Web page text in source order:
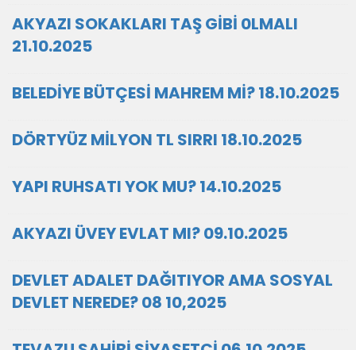
AKYAZI SOKAKLARI TAŞ GİBİ 0LMALI
21.10.2025
BELEDİYE BÜTÇESİ MAHREM Mİ? 18.10.2025
DÖRTYÜZ MİLYON TL SIRRI 18.10.2025
YAPI RUHSATI YOK MU? 14.10.2025
AKYAZI ÜVEY EVLAT MI? 09.10.2025
DEVLET ADALET DAĞITIYOR AMA SOSYAL
DEVLET NEREDE? 08 10,2025